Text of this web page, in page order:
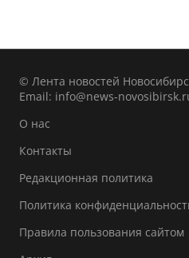
© Лента новостей
Email: info@news-
О нас
Контакты
Редакционная политика
Политика
Правила пользования сайтом